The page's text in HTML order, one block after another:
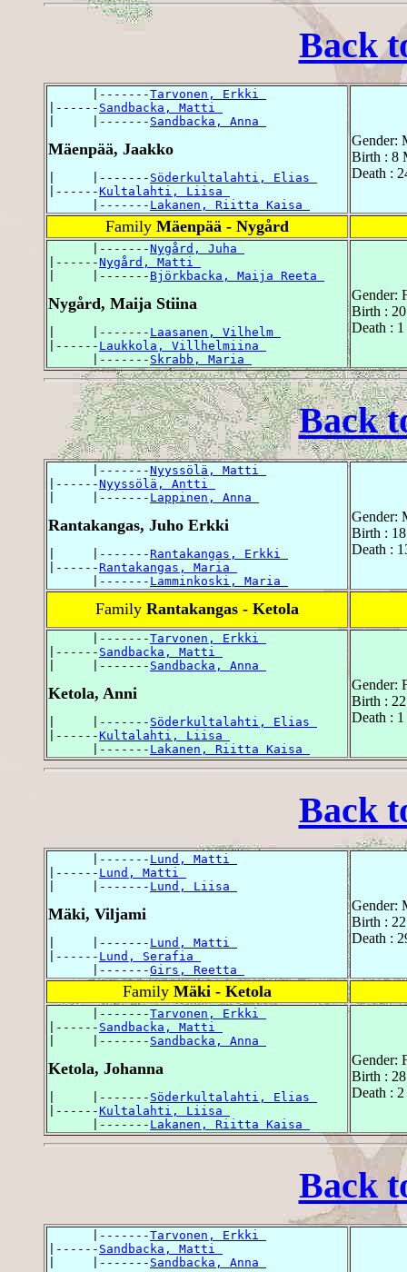
Back
      |-------
Tarvonen, Erkki
|------ Sandbacka, Matti
|     |------- Sandbacka, Anna
Mäenpää, Jaakko
|     |------- Söderkultalahti, Elias
|------Kultalahti, Liisa
      |-------
Lakanen, Riitta Kaisa
Gender:
Birth : 8
Death :
Family Mäenpää - Nygård
      |-------
Nygård, Juha
|------Nygård, Matti
|     |------- Björkbacka, Maija Reeta
Nygård, Maija Stiina
|     |------- Laasanen, Vilhelm
|------ Laukkola, Villhelmiina
      |-------
Skrabb, Maria
Gender:
Birth :
Death :
Back
      |-------
Nyyssölä, Matti
|------Nyyssölä, Antti
|     |------- Lappinen, Anna
Rantakangas, Juho Erkki
|     |-------Rantakangas, Erkki
|------Rantakangas, Maria
      |-------
Lamminkoski, Maria
Gender:
Birth :
Death :
Family Rantakangas - Ketola
      |-------
Tarvonen, Erkki
|------ Sandbacka, Matti
|     |------- Sandbacka, Anna
Ketola, Anni
|     |------- Söderkultalahti, Elias
|------Kultalahti, Liisa
      |-------
Lakanen, Riitta Kaisa
Gender:
Birth :
Death :
Back
      |-------
Lund, Matti
|------ Lund, Matti
|     |------- Lund, Liisa
Mäki, Viljami
|     |------- Lund, Matti
|------ Lund, Serafia
      |-------
Girs, Reetta
Gender:
Birth :
Death :
Family Mäki - Ketola
      |-------
Tarvonen, Erkki
|------ Sandbacka, Matti
|     |------- Sandbacka, Anna
Ketola, Johanna
|     |------- Söderkultalahti, Elias
|------Kultalahti, Liisa
      |-------
Lakanen, Riitta Kaisa
Gender:
Birth :
Death :
Back
      |-------
Tarvonen, Erkki
|------ Sandbacka, Matti
|     |------- Sandbacka, Anna